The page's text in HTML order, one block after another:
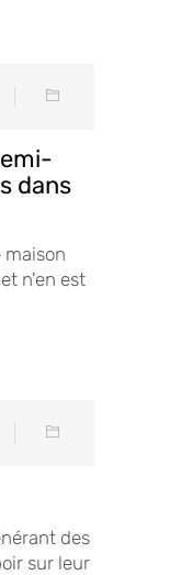
dans
maison
n'en est
des
sur leur